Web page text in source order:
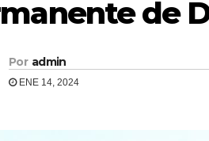
de
Por admin
ENE 14, 2024